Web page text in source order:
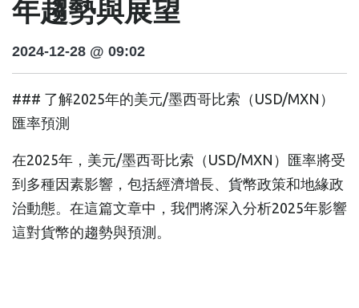
年趨勢與展望
2024-12-28 @ 09:02
### 了解2025年的美元/墨西哥比索（USD/MXN）
匯率預測
在2025年，美元/墨西哥比索（USD/MXN）匯率將受
到多種因素影響，包括經濟增長、貨幣政策和地緣政
治動態。在這篇文章中，我們將深入分析2025年影響
這對貨幣的趨勢與預測。